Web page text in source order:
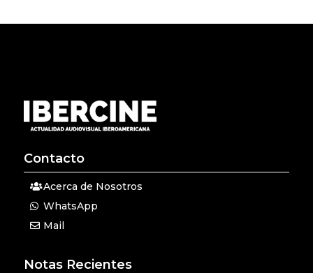
Contacto
Acerca de Nosotros
WhatsApp
Mail
Notas Recientes